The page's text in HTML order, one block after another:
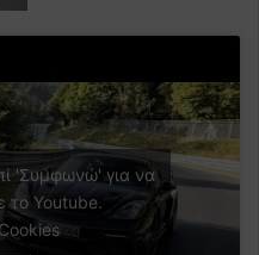
'Συμφωνώ' για να
το Youtube.